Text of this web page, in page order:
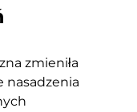
zmieniła
nasadzenia